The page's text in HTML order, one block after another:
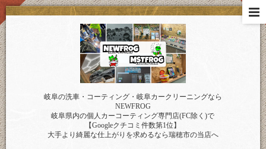
岐阜の洗車・コーティング・岐阜カークリーニングなら
NEWFROG
岐阜県内の個人カーコーティング専門店(FC除く)で
【Googleクチコミ件数第1位】
大手より綺麗な仕上がりを求めるなら瑞穂市の当店へ